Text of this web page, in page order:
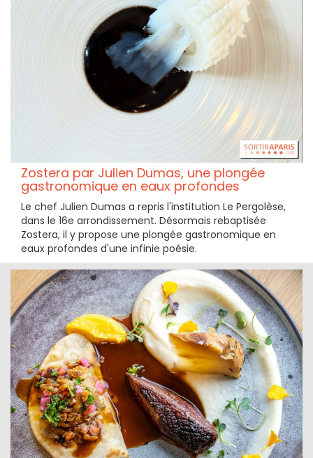
Zostera par Julien Dumas, une plongée
gastronomique en eaux profondes
Le chef Julien Dumas a repris l'institution Le Pergolèse,
dans le 16e arrondissement. Désormais rebaptisée
Zostera, il y propose une plongée gastronomique en
eaux profondes d'une infinie poésie.